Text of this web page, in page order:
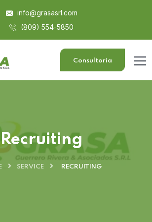
info@grasasrl.com
(809) 554-5850
Consultoría
Recruiting
SERVICE RECRUITING